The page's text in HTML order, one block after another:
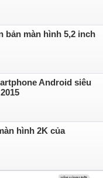
bản màn hình 5,2 inch
Android siêu
hình 2K của